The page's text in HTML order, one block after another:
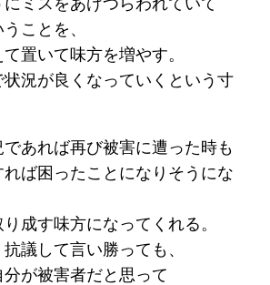
ことを、
置いて味方を増やす。
況が良くなっていくという寸
あれば再び被害に遭った時も
ば困ったことになりそうにな
成す味方になってくれる。
議して言い勝っても、
が被害者だと思って